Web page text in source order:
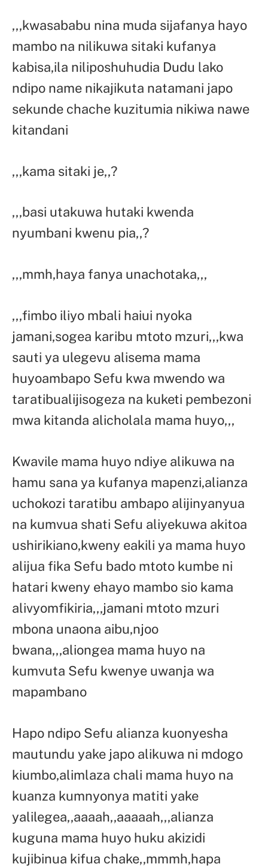
,,,kwasababu nina muda sijafanya hayo
mambo na nilikuwa sitaki kufanya
kabisa,ila niliposhuhudia Dudu lako
ndipo name nikajikuta natamani japo
sekunde chache kuzitumia nikiwa nawe
kitandani
,,,kama sitaki je,,?
,,,basi utakuwa hutaki kwenda
nyumbani kwenu pia,,?
,,,mmh,haya fanya unachotaka,,,
,,,fimbo iliyo mbali haiui nyoka
jamani,sogea karibu mtoto mzuri,,,kwa
sauti ya ulegevu alisema mama
huyoambapo Sefu kwa mwendo wa
taratibualijisogeza na kuketi pembezoni
mwa kitanda alicholala mama huyo,,,
Kwavile mama huyo ndiye alikuwa na
hamu sana ya kufanya mapenzi,alianza
uchokozi taratibu ambapo alijinyanyua
na kumvua shati Sefu aliyekuwa akitoa
ushirikiano,kweny eakili ya mama huyo
alijua fika Sefu bado mtoto kumbe ni
hatari kweny ehayo mambo sio kama
alivyomfikiria,,,jamani mtoto mzuri
mbona unaona aibu,njoo
bwana,,,aliongea mama huyo na
kumvuta Sefu kwenye uwanja wa
mapambano
Hapo ndipo Sefu alianza kuonyesha
mautundu yake japo alikuwa ni mdogo
kiumbo,alimlaza chali mama huyo na
kuanza kumnyonya matiti yake
yalilegea,,aaaah,,aaaaah,,,alianza
kuguna mama huyo huku akizidi
kujibinua kifua chake,,mmmh,hapa